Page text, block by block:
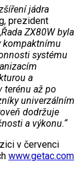
jádra
prezident
Řada ZX80W byla
kompaktnímu
systému
a
terénu až po
univerzálním
dodržuje
a výkonu.“
v červenci
www.getac.com